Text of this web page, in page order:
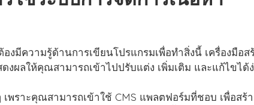
งมีความรู้ด้านการเขียนโปรแกรมเพื่อทำสิ่งนี้ เครื่องมือส
งผลให้คุณสามารถเข้าไปปรับแต่ง เพิ่มเติม และแก้ไขได้
เพราะคุณสามารถเข้าใช้ CMS แพลตฟอร์มที่ชอบ เพื่อสร้า